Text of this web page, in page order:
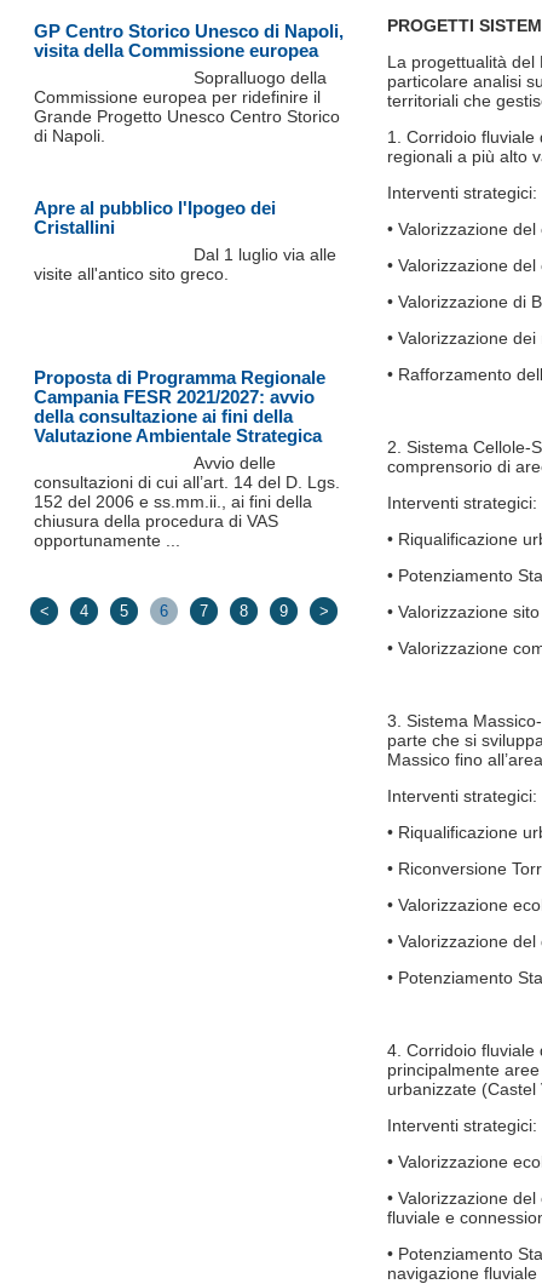
PROGETTI
La progettualità
particolare analisi
territoriali che
1. Corridoio fluviale
regionali a più alto
Interventi strategici:
• Valorizzazione
• Valorizzazione
• Valorizzazione di
• Valorizzazione
• Rafforzamento
2. Sistema Cellole-
comprensorio di
Interventi strategici:
• Riqualificazione
• Potenziamento
• Valorizzazione
• Valorizzazione
3. Sistema
parte che si
Massico fino
Interventi strategici:
• Riqualificazione
• Riconversione
• Valorizzazione
• Valorizzazione
• Potenziamento
4. Corridoio fluviale
principalmente
urbanizzate
Interventi strategici:
• Valorizzazione
• Valorizzazione
fluviale e
• Potenziamento
navigazione
GP Centro Storico Unesco di Napoli,
visita della Commissione europea
Sopralluogo della
Commissione europea per ridefinire il
Grande Progetto Unesco Centro Storico
di Napoli.
Apre al pubblico l'Ipogeo dei
Cristallini
Dal 1 luglio via alle
visite all'antico sito greco.
Proposta di Programma Regionale
Campania FESR 2021/2027: avvio
della consultazione ai fini della
Valutazione Ambientale Strategica
Avvio delle
consultazioni di cui all’art. 14 del D. Lgs.
152 del 2006 e ss.mm.ii., ai fini della
chiusura della procedura di VAS
opportunamente ...
< 4 5 6 7 8 9 >